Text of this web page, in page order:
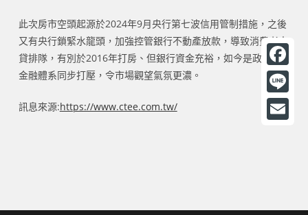
此次房市空頭起源於2024年9月央行第七波信用管制措施，之後
又有央行鎖緊水龍頭，加強控管銀行不動產放款，導致消費者申
貸排隊，有別於2016年打房、但銀行資金充裕，如今是政策與
金融體系同步打壓，令市場觀望氣氛更濃。
訊息來源:https://www.ctee.com.tw/
F
a
c
o
L